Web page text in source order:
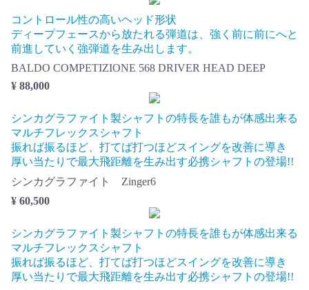
コントロール性の高いヘッド形状
ディープフェースから放たれる弾道は、強く前に前にへと
前進していく強弾道を生み出します。
BALDO COMPETIZIONE 568 DRIVER HEAD DEEP
¥ 88,000
シンカグラファイト製シャフトの特長を誰もが体感出来る
マルチフレックスシャフト
振れば振るほど、打てば打つほどスイングを改善に導き
厚い当たりで最大飛距離を生み出す必携シャフトの登場!!
シンカグラファイト Zinger6
¥ 60,500
シンカグラファイト製シャフトの特長を誰もが体感出来る
マルチフレックスシャフト
振れば振るほど、打てば打つほどスイングを改善に導き
厚い当たりで最大飛距離を生み出す必携シャフトの登場!!